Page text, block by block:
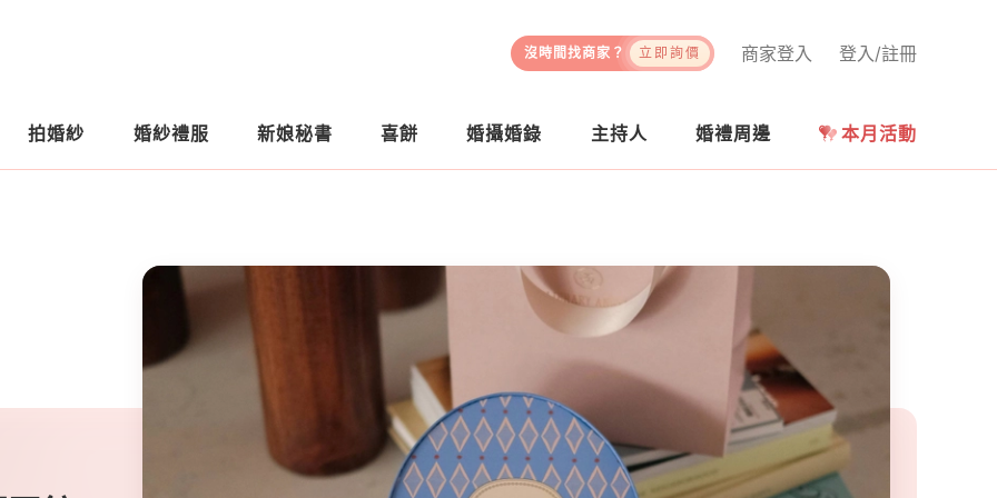
登入/註冊
商家登入
沒時間找商家？ 立即詢價
拍婚紗 婚紗禮服 新娘秘書 喜餅 婚攝婚錄 主持人 婚禮周邊 本月活動